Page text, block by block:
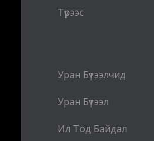
Түрээс
Уран Бүтээлчид
Уран Бүтээл
Ил Тод Байдал